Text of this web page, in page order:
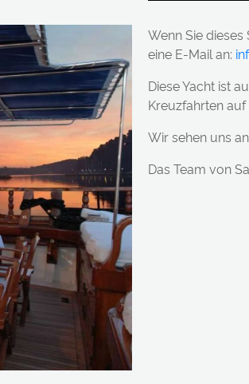
Wenn Sie
eine E-Mail an:
Diese Yacht ist
Kreuzfahrten
Wir sehen uns
Das Team von